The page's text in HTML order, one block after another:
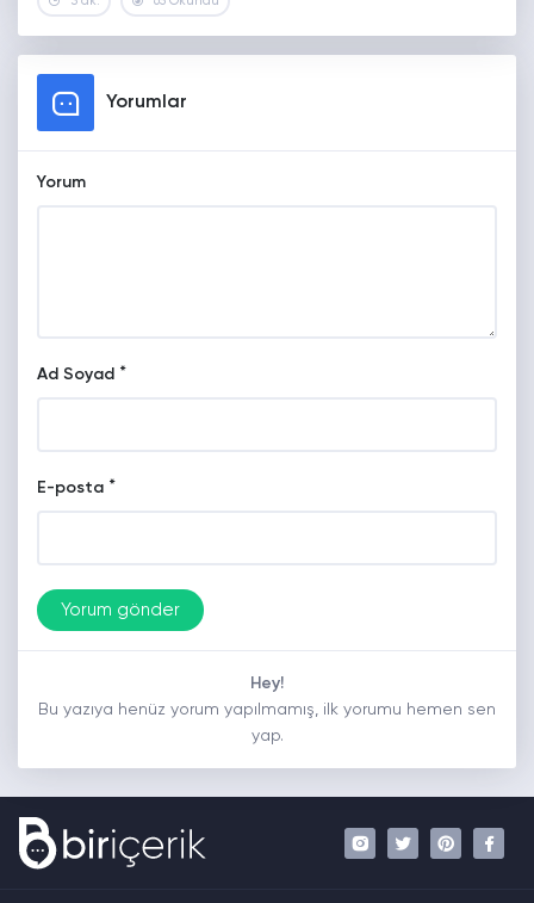
Yorumlar
Yorum
Ad Soyad *
E-posta *
Hey!
Bu yazıya henüz yorum yapılmamış, ilk yorumu hemen sen
yap.